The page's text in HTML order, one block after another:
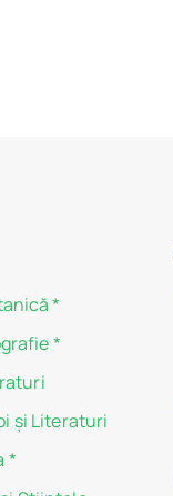
*
*
și Literaturi
*